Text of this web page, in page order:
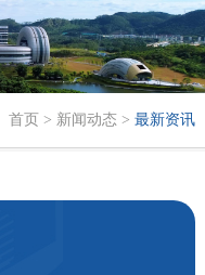
首页 > 新闻动态 >最新资讯